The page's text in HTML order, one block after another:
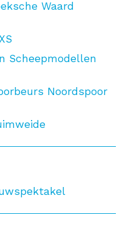
Waard
Scheepmodellen
Noordspoor